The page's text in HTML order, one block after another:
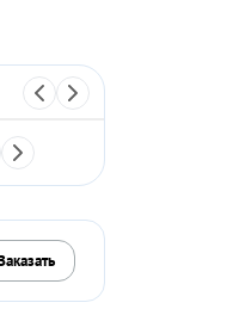
клавиши,